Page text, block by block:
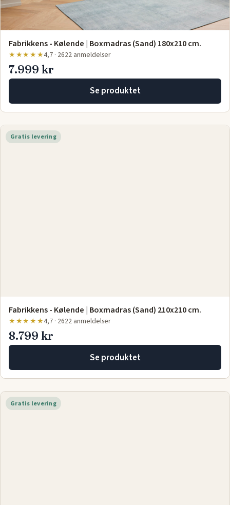
Fabrikkens - Kølende | Boxmadras (Sand) 180x210 cm.
★★★★★4,7 · 2622 anmeldelser
7.999 kr
Se produktet
Gratis levering
Fabrikkens - Kølende | Boxmadras (Sand) 210x210 cm.
★★★★★4,7 · 2622 anmeldelser
8.799 kr
Se produktet
Gratis levering